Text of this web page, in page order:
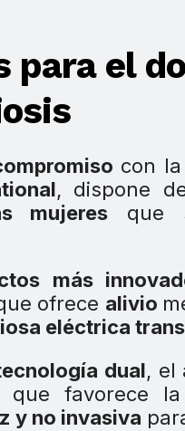
para el
con la
, dispone
mujeres que
más
ofrece alivio
eléctrica
dual, el
favorece la
y no invasiva